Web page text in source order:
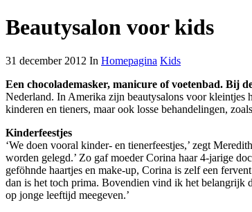
Beautysalon voor kids
31 december 2012 In Homepagina Kids
Een chocolademasker, manicure of voetenbad. Bij
Nederland. In Amerika zijn beautysalons voor kleintjes
kinderen en tieners, maar ook losse behandelingen,
Kinderfeestjes
‘We doen vooral kinder- en tienerfeestjes,’ zegt
worden gelegd.’ Zo gaf moeder Corina haar 4-jarige
geföhnde haartjes en make-up, Corina is zelf een
dan is het toch prima. Bovendien vind ik het belangrijk
op jonge leeftijd meegeven.’